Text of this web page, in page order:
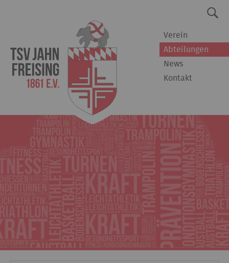
Verein
Abteilungen
News
Kontakt